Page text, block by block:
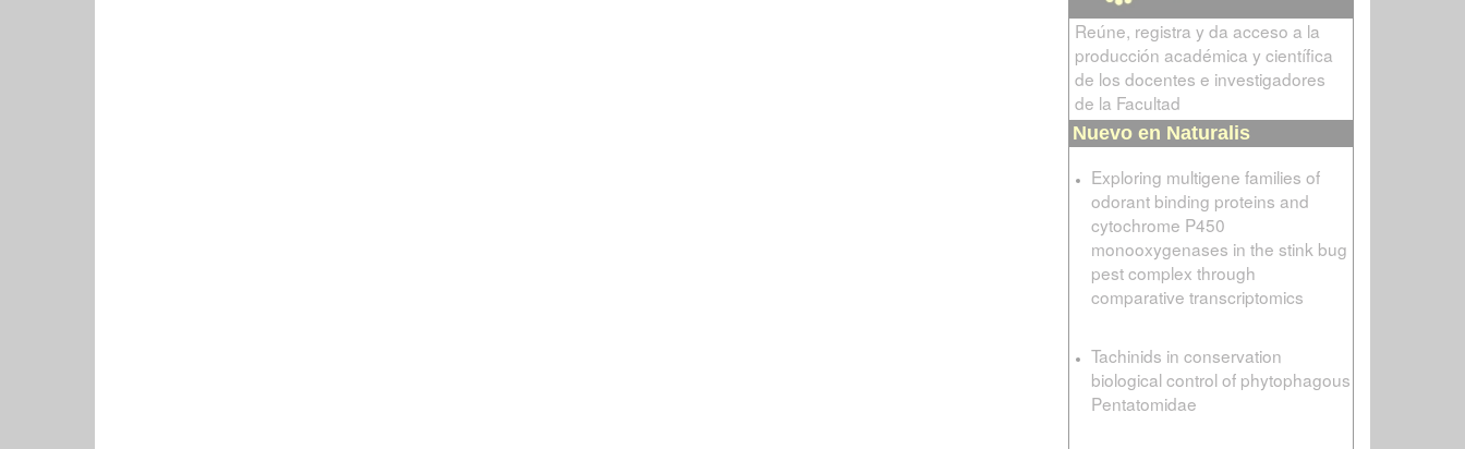
Reúne, registra y da acceso a la
producción académica y científica
de los docentes e investigadores
de la Facultad
Nuevo en Naturalis
Exploring multigene families of
odorant binding proteins and
cytochrome P450
monooxygenases in the stink bug
pest complex through
comparative transcriptomics
Tachinids in conservation
biological control of phytophagous
Pentatomidae